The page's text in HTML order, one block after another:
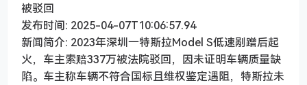
被驳回
发布时间: 2025-04-07T10:06:57.94
新闻简介: 2023年深圳一特斯拉Model S低速剐蹭后起
火，车主索赔337万被法院驳回，因未证明车辆质量缺
陷。车主称车辆不符合国标且维权鉴定遇阻，特斯拉未